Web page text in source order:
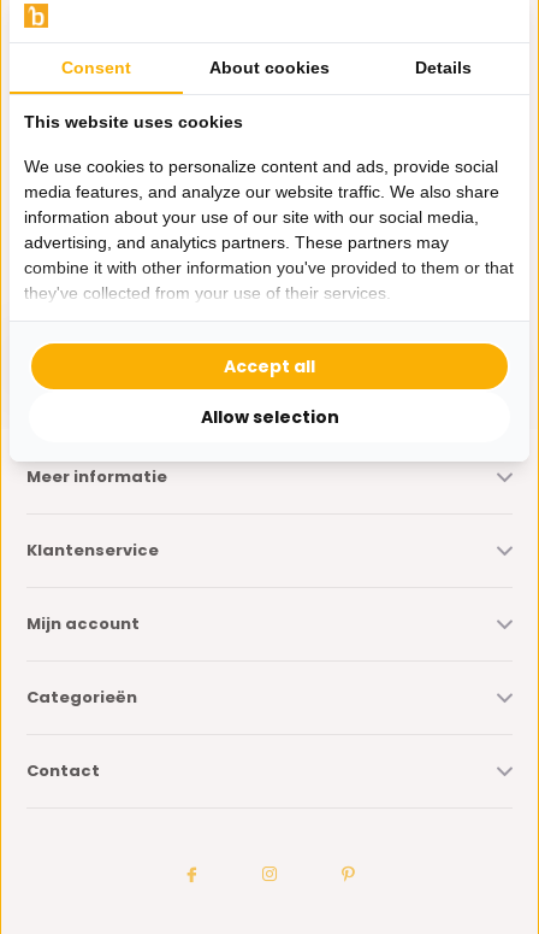
klantenservice@bazaaronline.nl
Ontvang de nieuwste aanbiedingen en promoties. We zullen
je niet spammen, beloofd.
* Lees hier de wettelijke beperkingen
Meer informatie
Klantenservice
Mijn account
Categorieën
Contact
Consent About cookies Details
This website uses cookies
We use cookies to personalize content and ads, provide social
media features, and analyze our website traffic. We also share
information about your use of our site with our social media,
advertising, and analytics partners. These partners may
combine it with other information you've provided to them or that
they've collected from your use of their services.
Allow selection
Accept all